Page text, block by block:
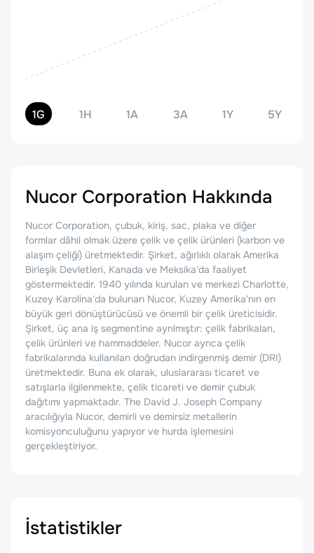
1G 1H 1A 3A 1Y 5Y
Nucor Corporation Hakkında
Nucor Corporation, çubuk, kiriş, sac, plaka ve diğer
formlar dâhil olmak üzere çelik ve çelik ürünleri (karbon ve
alaşım çeliği) üretmektedir. Şirket, ağırlıklı olarak Amerika
Birleşik Devletleri, Kanada ve Meksika'da faaliyet
göstermektedir. 1940 yılında kurulan ve merkezi Charlotte,
Kuzey Karolina'da bulunan Nucor, Kuzey Amerika'nın en
büyük geri dönüştürücüsü ve önemli bir çelik üreticisidir.
Şirket, üç ana iş segmentine ayrılmıştır: çelik fabrikaları,
çelik ürünleri ve hammaddeler. Nucor ayrıca çelik
fabrikalarında kullanılan doğrudan indirgenmiş demir (DRI)
üretmektedir. Buna ek olarak, uluslararası ticaret ve
satışlarla ilgilenmekte, çelik ticareti ve demir çubuk
dağıtımı yapmaktadır. The David J. Joseph Company
aracılığıyla Nucor, demirli ve demirsiz metallerin
komisyonculuğunu yapıyor ve hurda işlemesini
gerçekleştiriyor.
İstatistikler